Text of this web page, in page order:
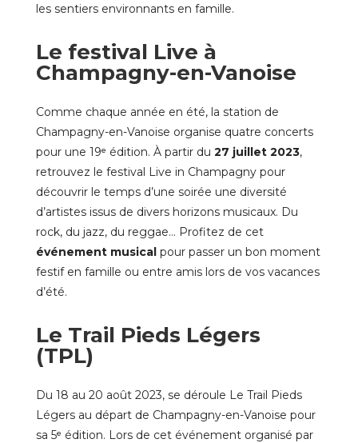
les sentiers environnants en famille.
Le festival Live à
Champagny-en-Vanoise
Comme chaque année en été, la station de
Champagny-en-Vanoise organise quatre concerts
pour une 19ᵉ édition. À partir du 27 juillet 2023,
retrouvez le festival Live in Champagny pour
découvrir le temps d’une soirée une diversité
d’artistes issus de divers horizons musicaux. Du
rock, du jazz, du reggae… Profitez de cet
événement musicalpour passer un bon moment
festif en famille ou entre amis lors de vos vacances
d’été.
Le Trail Pieds Légers
(TPL)
Du 18 au 20 août 2023, se déroule Le Trail Pieds
Légers au départ de Champagny-en-Vanoise pour
sa 5ᵉ édition. Lors de cet événement organisé par